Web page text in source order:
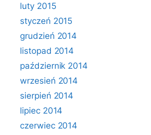
luty 2015
styczeń 2015
grudzień 2014
listopad 2014
październik 2014
wrzesień 2014
sierpień 2014
lipiec 2014
czerwiec 2014